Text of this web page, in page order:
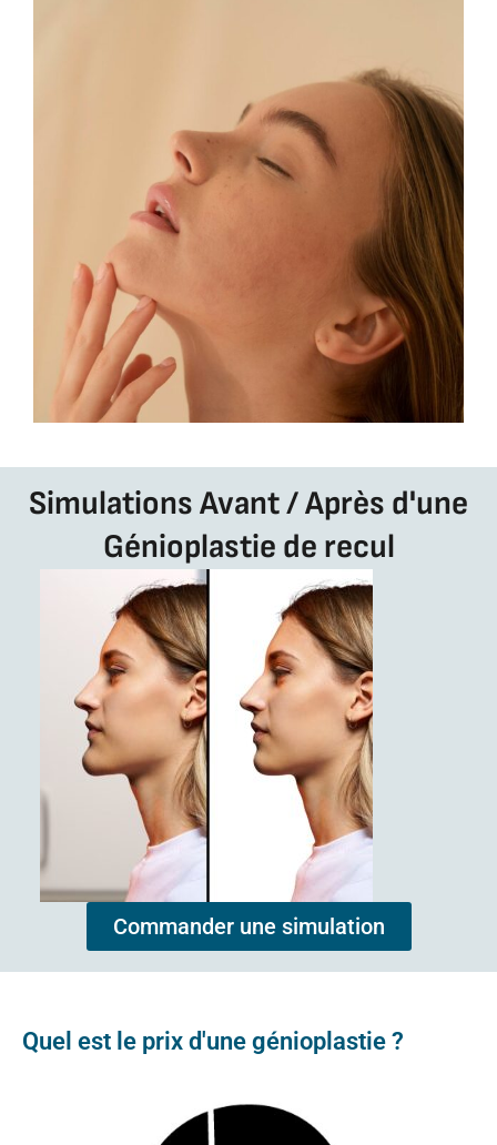
Simulations Avant / Après d'une
Génioplastie de recul
Commander une simulation
Quel est le prix d'une génioplastie ?